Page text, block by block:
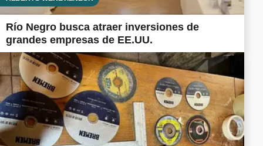
Río Negro busca atraer inversiones de
grandes empresas de EE.UU.